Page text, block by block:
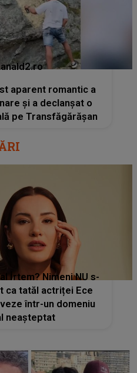
aparent romantic a
și a declanșat o
pe Transfăgărășan
İrtem? Nimeni NU s-
ca tatăl actriței Ece
într-un domeniu
neașteptat